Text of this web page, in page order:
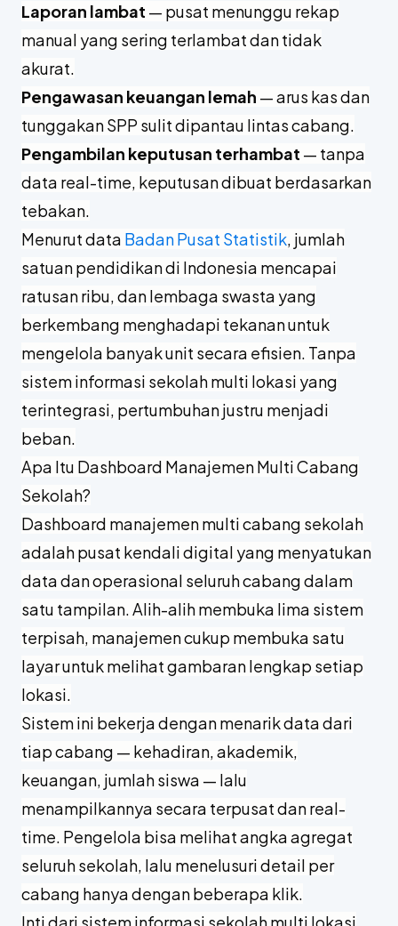
Laporan lambat — pusat menunggu rekap
manual yang sering terlambat dan tidak
akurat.
Pengawasan keuangan lemah — arus kas dan
tunggakan SPP sulit dipantau lintas cabang.
Pengambilan keputusan terhambat — tanpa
data real-time, keputusan dibuat berdasarkan
tebakan.
Menurut data Badan Pusat Statistik, jumlah
satuan pendidikan di Indonesia mencapai
ratusan ribu, dan lembaga swasta yang
berkembang menghadapi tekanan untuk
mengelola banyak unit secara efisien. Tanpa
sistem informasi sekolah multi lokasi yang
terintegrasi, pertumbuhan justru menjadi
beban.
Apa Itu Dashboard Manajemen Multi Cabang
Sekolah?
Dashboard manajemen multi cabang sekolah
adalah pusat kendali digital yang menyatukan
data dan operasional seluruh cabang dalam
satu tampilan. Alih-alih membuka lima sistem
terpisah, manajemen cukup membuka satu
layar untuk melihat gambaran lengkap setiap
lokasi.
Sistem ini bekerja dengan menarik data dari
tiap cabang — kehadiran, akademik,
keuangan, jumlah siswa — lalu
menampilkannya secara terpusat dan real-
time. Pengelola bisa melihat angka agregat
seluruh sekolah, lalu menelusuri detail per
cabang hanya dengan beberapa klik.